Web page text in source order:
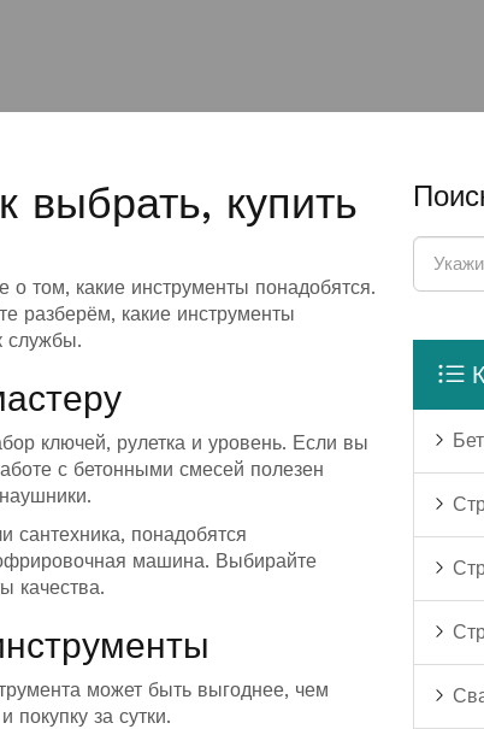
выбрать, купить
том, какие инструменты понадобятся.
разберём, какие инструменты
службы.
ключей, рулетка и уровень. Если вы
с бетонными смесей полезен
сантехника, понадобятся
машина. Выбирайте
качества.
может быть выгоднее, чем
за сутки.